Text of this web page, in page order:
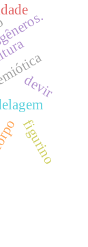
devir
figurino